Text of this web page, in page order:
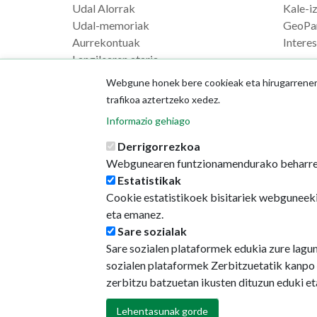
Udal Alorrak
Udal-memoriak
Aurrekontuak
Langilearen ataria
Kale-
Webgune honek bere cookieak eta
trafikoa aztertzeko xedez.
Informazio gehiago
Derrigorrezkoa
Webgunearen funtzionamendurako
Estatistikak
Cookie estatistikoek bisitariek
eta emanez.
Sare sozialak
Sare sozialen plataformek edukia zure
sozialen plataformek Zerbitzuetatik kanpo
zerbitzu batzuetan ikusten dituzun eduki
Lehentasunak gorde